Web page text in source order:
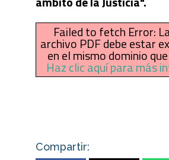
Failed to fetch Error:
archivo PDF debe estar
en el mismo dominio
Haz clic aquí para más
Compartir: